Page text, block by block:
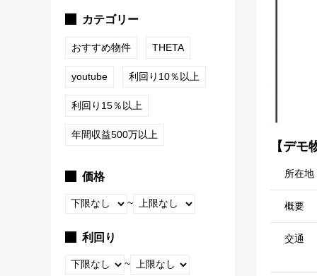
カテゴリー
おすすめ物件 THETA
youtube 利回り10％以上
利回り15％以上
年間収益500万以上
価格
~
利回り
~
【デ
所在地
概要
交通